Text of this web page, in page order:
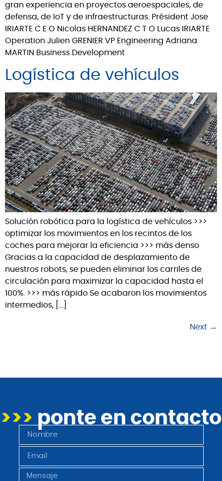
gran experiencia en proyectos aeroespaciales, de
defensa, de IoT y de infraestructuras. Président Jose
IRIARTE C E O Nicolas HERNANDEZ C T O Lucas IRIARTE
Operation Julien GRENIER VP Engineering Adriana
MARTIN Business Development
Logística de vehículos
Solución robótica para la logística de vehículos >>>
optimizar los movimientos en los recintos de los
coches para mejorar la eficiencia >>> más denso
Gracias a la capacidad de desplazamiento de
nuestros robots, se pueden eliminar los carriles de
circulación para maximizar la capacidad hasta el
100%. >>> más rápido Se acabaron los movimientos
intermedios, […]
Next →
>>> ponte en contacto